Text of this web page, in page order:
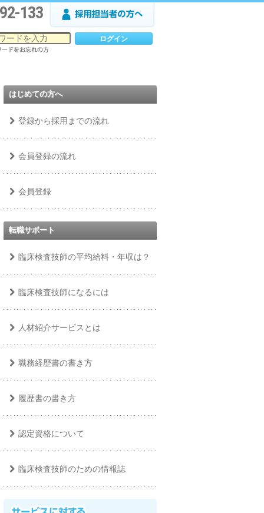
133
はじめての方へ
登録から採用までの流れ
会員登録の流れ
会員登録
転職サポート
臨床検査技師の平均給料・年収は？
臨床検査技師になるには
人材紹介サービスとは
職務経歴書の書き方
履歴書の書き方
認定資格について
臨床検査技師のための情報誌